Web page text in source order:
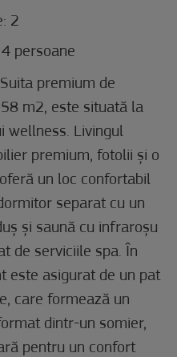
2
persoane
Suita premium de
m2, este situată la
wellness. Livingul
premium, fotolii și o
un loc confortabil
separat cu un
și saună cu infraroșu
de serviciile spa. În
este asigurat de un pat
care formează un
dintr-un somier,
pentru un confort